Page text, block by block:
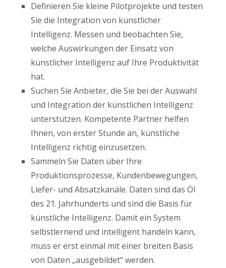
Definieren Sie kleine Pilotprojekte und testen
Sie die Integration von künstlicher
Intelligenz. Messen und beobachten Sie,
welche Auswirkungen der Einsatz von
künstlicher Intelligenz auf Ihre Produktivität
hat.
Suchen Sie Anbieter, die Sie bei der Auswahl
und Integration der künstlichen Intelligenz
unterstützen. Kompetente Partner helfen
Ihnen, von erster Stunde an, künstliche
Intelligenz richtig einzusetzen.
Sammeln Sie Daten über Ihre
Produktionsprozesse, Kundenbewegungen,
Liefer- und Absatzkanäle. Daten sind das Öl
des 21. Jahrhunderts und sind die Basis für
künstliche Intelligenz. Damit ein System
selbstlernend und intelligent handeln kann,
muss er erst einmal mit einer breiten Basis
von Daten „ausgebildet“ werden.